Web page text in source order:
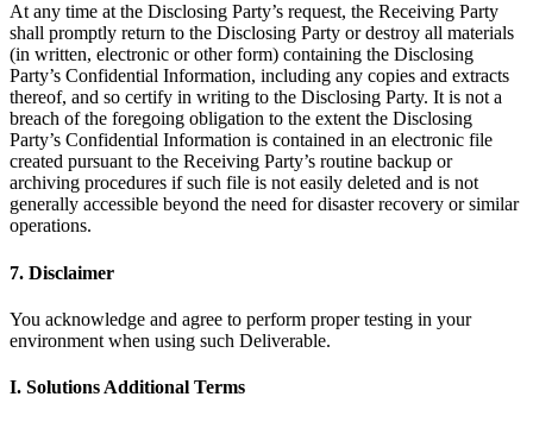
At any time at the Disclosing Party’s request, the Receiving Party
shall promptly return to the Disclosing Party or destroy all materials
(in written, electronic or other form) containing the Disclosing
Party’s Confidential Information, including any copies and extracts
thereof, and so certify in writing to the Disclosing Party. It is not a
breach of the foregoing obligation to the extent the Disclosing
Party’s Confidential Information is contained in an electronic file
created pursuant to the Receiving Party’s routine backup or
archiving procedures if such file is not easily deleted and is not
generally accessible beyond the need for disaster recovery or similar
operations.
7. Disclaimer
You acknowledge and agree to perform proper testing in your
environment when using such Deliverable.
I. Solutions Additional Terms